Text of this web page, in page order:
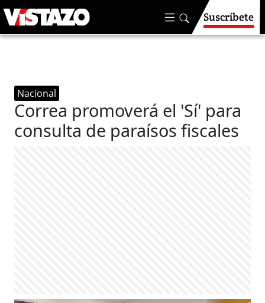
Suscríbete
Nacional
Correa promoverá el 'Sí' para
consulta de paraísos fiscales